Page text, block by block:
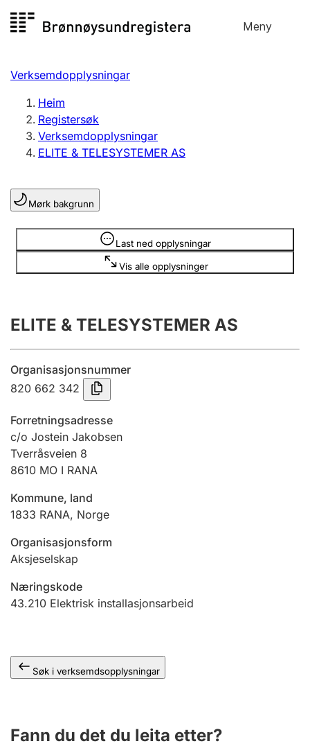
til
Meny
Registersøk
Aksjeselskap
Enkeltpersonføretak
Registrere, endre, slette
Lag og foreining
Registrere, endre, slette
Årsrekneskap
Innsending og forseinkingsgebyr
Jeger
Betaling og jegeravgiftskort
Ektepaktrettleiaren
Verksemdopplysningar
Heim
Registersøk
Verksemdopplysningar
ELITE & TELESYSTEMER AS
Mørk bakgrunn
Last ned opplysningar
Vis alle opplysninger
Opplysninger er skjult
ELITE & TELESYSTEMER AS
Organisasjonsnummer
820 662 342
Forretningsadresse
c/o Jostein Jakobsen
Tverråsveien 8
8610 MO I RANA
Kommune, land
1833 RANA, Norge
Organisasjonsform
Aksjeselskap
Næringskode
43.210 Elektrisk installasjonsarbeid
Søk i verksemdsopplysningar
Fann du det du leita etter?